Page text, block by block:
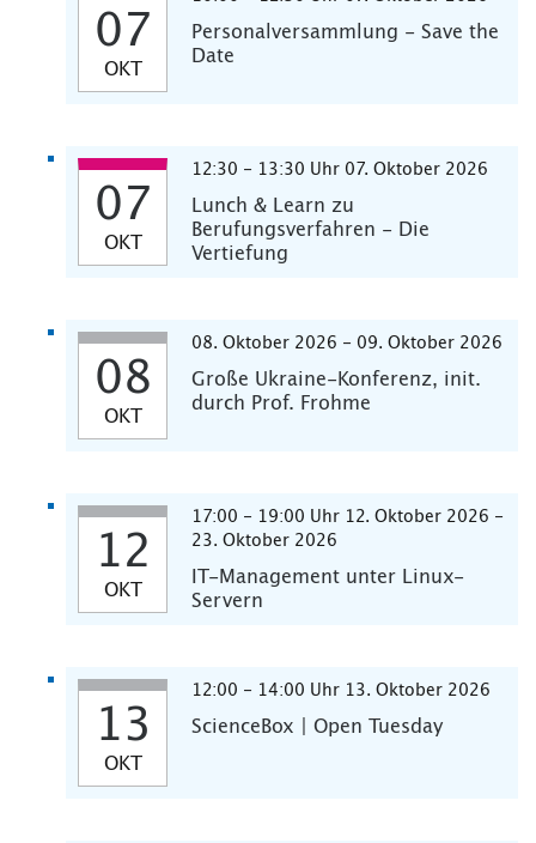
07
OKT
Personalversammlung - Save the
Date
07
OKT
12:30 - 13:30 Uhr 07. Oktober 2026
Lunch & Learn zu
Berufungsverfahren - Die
Vertiefung
08
OKT
08. Oktober 2026 - 09. Oktober 2026
Große Ukraine-Konferenz, init.
durch Prof. Frohme
12
OKT
17:00 - 19:00 Uhr 12. Oktober 2026 -
23. Oktober 2026
IT-Management unter Linux-
Servern
13
OKT
12:00 - 14:00 Uhr 13. Oktober 2026
ScienceBox | Open Tuesday